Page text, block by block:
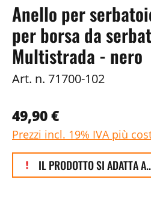
Anello per
per borsa da
Multistrada - nero
Art. n. 71700-102
49,90 €
Prezzi incl. 19% IVA più
IL PRODOTTO SI ADATTA